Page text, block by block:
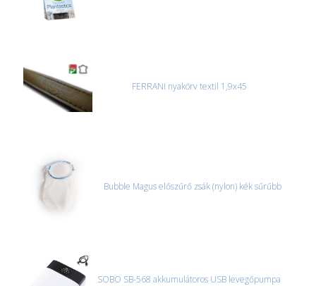
FERRANI nyakörv textil 1,9x45
Bubble Magus előszűrő zsák (nylon) kék sűrűbb
SOBO SB-568 akkumulátoros USB levegőpumpa